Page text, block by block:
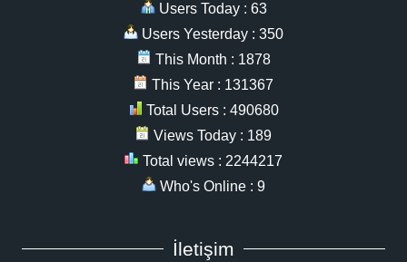
Users Today : 63
Users Yesterday : 350
This Month : 1878
This Year : 131367
Total Users : 490680
Views Today : 189
Total views : 2244217
Who's Online : 9
İletişim